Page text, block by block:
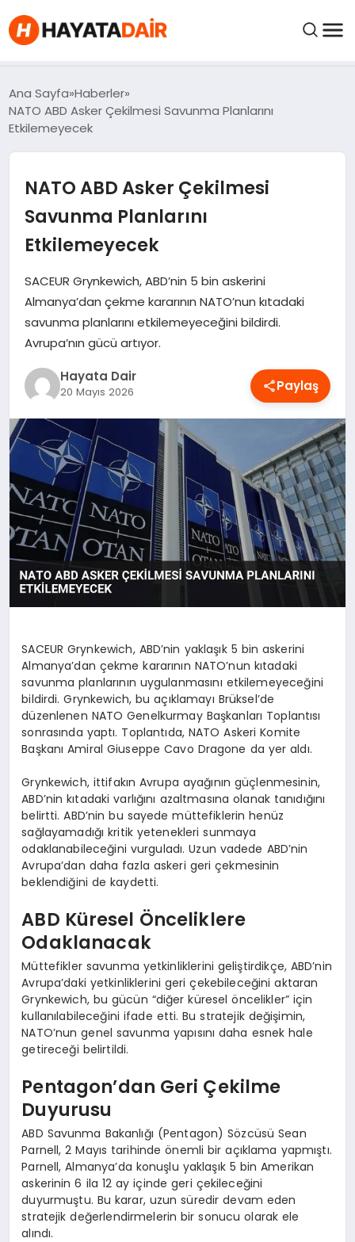
FIYATLAR
HABERLER
İNCELEMELER
KIMDIR?
NEDIR?
OYUN
RÜYA TABIRLERI
SAĞLIK
TEKNOLOJI
Ana Sayfa Haberler
NATO ABD Asker Çekilmesi Savunma Planlarını
Etkilemeyecek
NATO ABD Asker Çekilmesi
Savunma Planlarını
Etkilemeyecek
SACEUR Grynkewich, ABD’nin 5 bin askerini
Almanya’dan çekme kararının NATO’nun kıtadaki
savunma planlarını etkilemeyeceğini bildirdi.
Avrupa’nın gücü artıyor.
Hayata Dair
20 Mayıs 2026 Paylaş
SACEUR Grynkewich, ABD’nin yaklaşık 5 bin askerini
Almanya’dan çekme kararının NATO’nun kıtadaki
savunma planlarının uygulanmasını etkilemeyeceğini
bildirdi. Grynkewich, bu açıklamayı Brüksel’de
düzenlenen NATO Genelkurmay Başkanları Toplantısı
sonrasında yaptı. Toplantıda, NATO Askeri Komite
Başkanı Amiral Giuseppe Cavo Dragone da yer aldı.
Grynkewich, ittifakın Avrupa ayağının güçlenmesinin,
ABD’nin kıtadaki varlığını azaltmasına olanak tanıdığını
belirtti. ABD’nin bu sayede müttefiklerin henüz
sağlayamadığı kritik yetenekleri sunmaya
odaklanabileceğini vurguladı. Uzun vadede ABD’nin
Avrupa’dan daha fazla askeri geri çekmesinin
beklendiğini de kaydetti.
ABD Küresel Önceliklere
Odaklanacak
Müttefikler savunma yetkinliklerini geliştirdikçe, ABD’nin
Avrupa’daki yetkinliklerini geri çekebileceğini aktaran
Grynkewich, bu gücün “diğer küresel öncelikler” için
kullanılabileceğini ifade etti. Bu stratejik değişimin,
NATO’nun genel savunma yapısını daha esnek hale
getireceği belirtildi.
Pentagon’dan Geri Çekilme
Duyurusu
ABD Savunma Bakanlığı (Pentagon) Sözcüsü Sean
Parnell, 2 Mayıs tarihinde önemli bir açıklama yapmıştı.
Parnell, Almanya’da konuşlu yaklaşık 5 bin Amerikan
askerinin 6 ila 12 ay içinde geri çekileceğini
duyurmuştu. Bu karar, uzun süredir devam eden
stratejik değerlendirmelerin bir sonucu olarak ele
alındı.